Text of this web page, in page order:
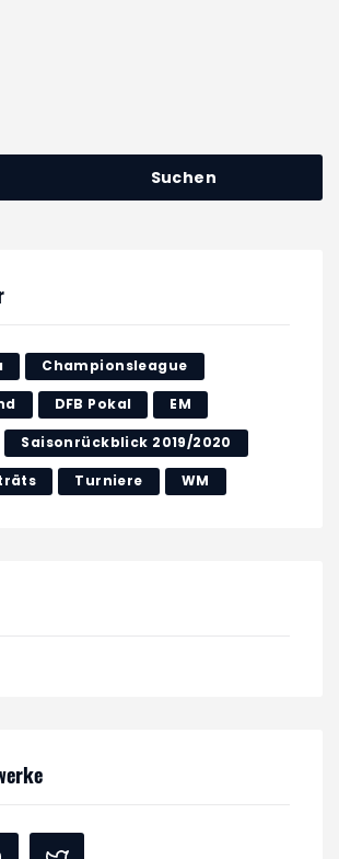
Suchen
Championsleague
DFB Pokal EM
Saisonrückblick 2019/2020
Turniere WM